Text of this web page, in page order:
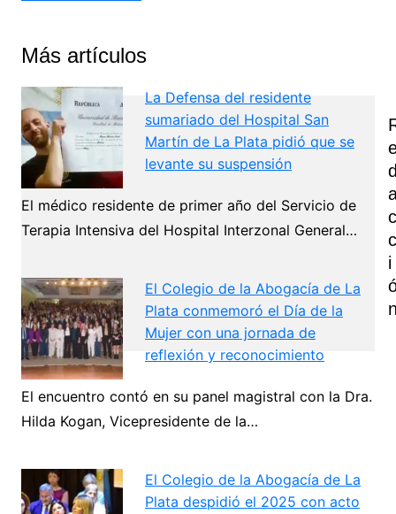
Más artículos
La Defensa del residente
sumariado del Hospital San
Martín de La Plata pidió que se
levante su suspensión
El médico residente de primer año del Servicio de
Terapia Intensiva del Hospital Interzonal General…
El Colegio de la Abogacía de La
Plata conmemoró el Día de la
Mujer con una jornada de
reflexión y reconocimiento
El encuentro contó en su panel magistral con la Dra.
Hilda Kogan, Vicepresidente de la…
El Colegio de la Abogacía de La
Plata despidió el 2025 con acto
I
Navegación
de